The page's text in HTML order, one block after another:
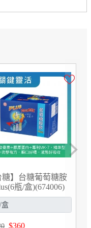
【台糖】台糖詩丹
積雪草水潤修護面
(25gx30片/盒
Next